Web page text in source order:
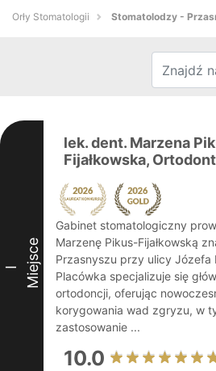
Orły Stomatologii Stomatolodzy -
I Miejsce
lek. dent. Marzena
Fijałkowska,
Gabinet stomatologiczny
Marzenę Pikus-Fijałkowską
Przasnyszu przy ulicy Józefa
Placówka specjalizuje się
ortodoncji, oferując
korygowania wad zgryzu, w
zastosowanie ...
10.0